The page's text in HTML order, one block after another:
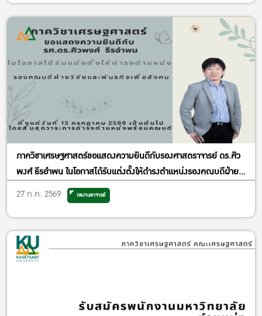
ภาควิชาเศรษฐศาสตร์ขอแสดงความยินดีกับรองศาสตราจารย์ ดร.ศิว
พงศ์ ธีรอำพน ในโอกาสได้รับแต่งตั้งให้ดำรงตำแหน่งรองคณบดีฝ่าย
วิจัยและพันธกิจเพื่อสังคม
27 ก.ค. 2569 ผลงานอาจารย์